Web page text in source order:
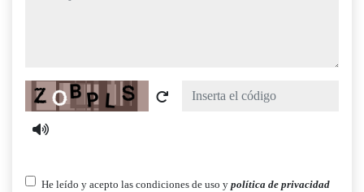
Captcha
He leído y acepto las condiciones de uso y política de privacidad